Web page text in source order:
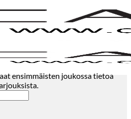
ensimmäisten joukossa tietoa